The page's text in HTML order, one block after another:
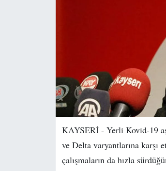
KAYSERİ - Yerli Kovid-19
ve Delta varyantlarına
çalışmaların da hızla